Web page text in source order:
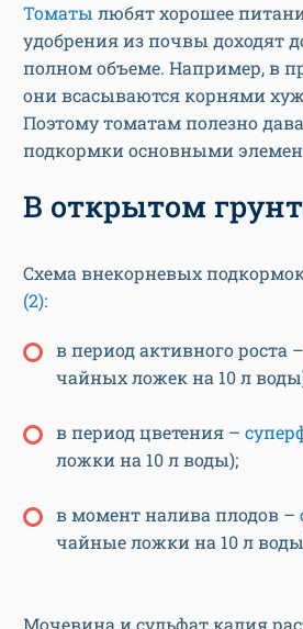
Томаты любят хорошее
удобрения из почвы доходят
полном объеме. Например, в
они всасываются корнями
Поэтому томатам полезно
подкормки основными
В открытом
Схема внекорневых
(2):
в период активного роста –
чайных ложек на 10 л
в период цветения –
ложки на 10 л воды);
в момент налива плодов –
чайные ложки на 10 л
Мочевина и сульфат калия